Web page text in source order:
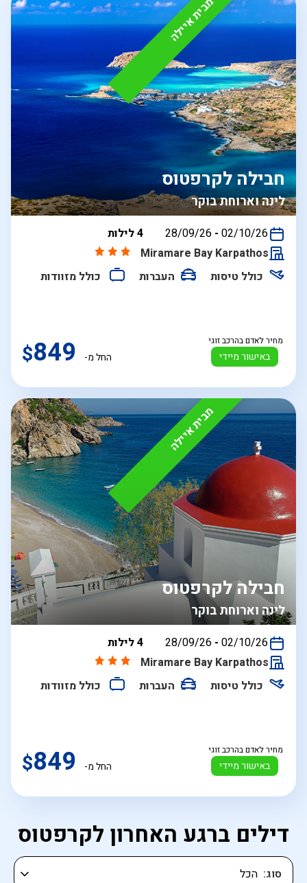
מבית איילה
לינה וארוחת בוקר
חבילה לקרפטוס
בין
28/09/26 - 02/10/26
4 לילות
Miramare Bay Karpathos
כולל טיסות
העברות כולל מזוודות
באישור מיידי
מחיר לאדם בהרכב זוגי
החל מ- $849
מבית איילה
לינה וארוחת בוקר
חבילה לקרפטוס
בין
28/09/26 - 02/10/26
4 לילות
Miramare Bay Karpathos
כולל טיסות
העברות כולל מזוודות
באישור מיידי
מחיר לאדם בהרכב זוגי
החל מ- $849
דילים ברגע האחרון לקרפטוס
סוג